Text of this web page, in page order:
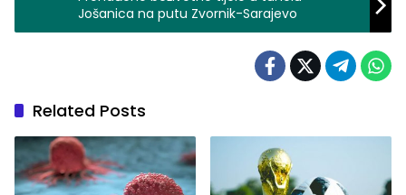
Jošanica na putu Zvornik-Sarajevo
Related Posts